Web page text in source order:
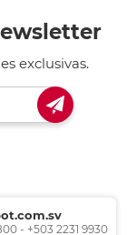
exclusivas.
- +503 2231 9930